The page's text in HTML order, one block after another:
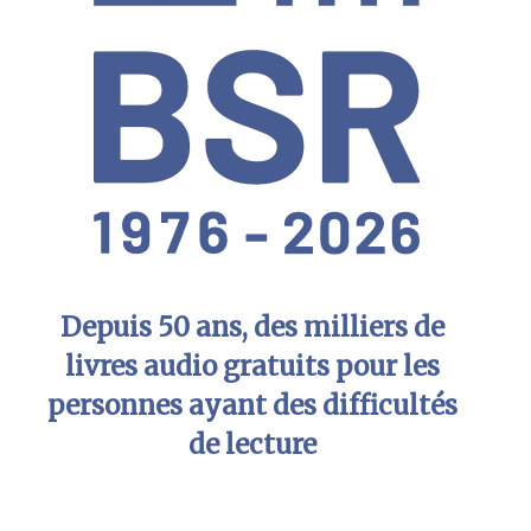
Depuis 50 ans, des milliers de
livres audio gratuits pour les
personnes ayant des difficultés
de lecture